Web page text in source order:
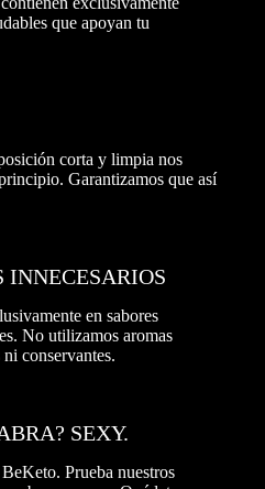
que apoyan tu
corta y limpia nos
Garantizamos que así
INNECESARIOS
en sabores
No utilizamos aromas
conservantes.
SEXY.
Prueba nuestros